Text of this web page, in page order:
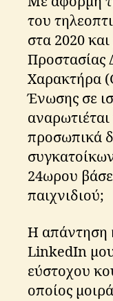
του
στα 2020
Προστασίας
Χαρακτήρα
Ένωσης σε
αναρωτιέται
προσωπικά
24ωρου
παιχνιδιού;
Η απάντηση
LinkedIn
εύστοχου
οποίος